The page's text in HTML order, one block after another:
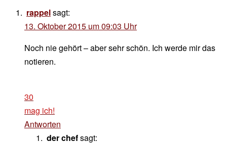
rappelsagt:
13. Oktober 2015 um 09:03 Uhr
Noch nie gehört – aber sehr schön. Ich werde mir das
notieren.
30
mag ich!
Antworten
der chefsagt: